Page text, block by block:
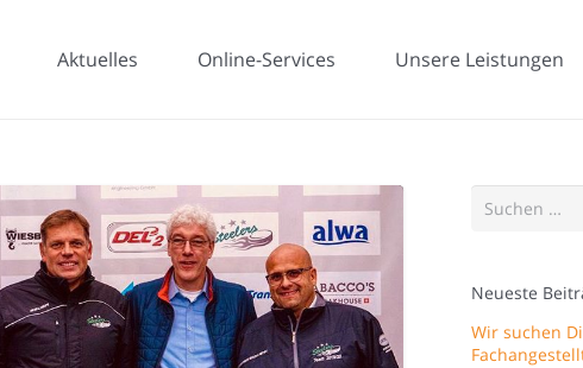
Aktuelles Online-Services Unsere Leistungen
Suchen
Neueste
Wir suchen